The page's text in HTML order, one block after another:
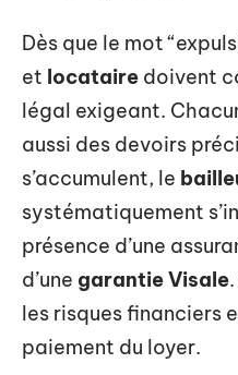
Dès que le mot
et locataire doivent
légal exigeant.
aussi des devoirs
s’accumulent, le
systématiquement
présence d’une
d’une garantie Visale
les risques financiers
paiement du loyer.